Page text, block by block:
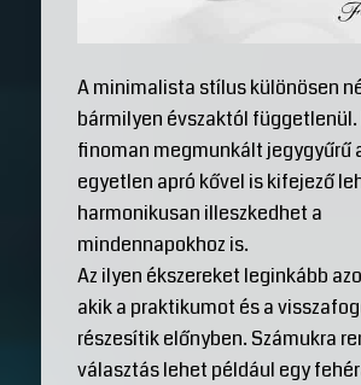
A minimalista stílus különösen
bármilyen évszaktól függetlenül.
finoman megmunkált jegygyűrű
egyetlen apró kővel is kifejező
harmonikusan illeszkedhet a
mindennapokhoz is.
Az ilyen ékszereket leginkább
akik a praktikumot és a
részesítik előnyben. Számukra
választás lehet például egy